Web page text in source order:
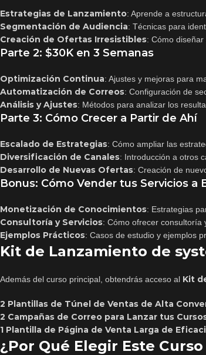
Estrategias de Lanzamiento: Aprende a
Segmentación de Audiencia: Técnicas para
Creación de Ofertas Irresistibles: Cómo
Parte 2: $30K en 3 Semanas
Optimización Continua: Ajustes y mejoras para
Automatización de Correos: Configuración de
Análisis y Ajustes: Métodos para analizar los
Parte 3: Cómo Crecer a Partir de Ahí
Escalado de Estrategias: Cómo ampliar las
Diversificación de Canales: Introducción a otros
Desarrollo de Nuevas Ofertas: Creación de
Bonus: Cómo Vender tus Servicios a
Monetización de Conocimientos: Estrategias
Consultoría y Servicios: Cómo ofrecer consultoría
Ejemplos Prácticos: Casos de estudio y ejemplos
Kit de Lanzamiento de
Además del curso principal, obtendrás acceso al Kit
2 Plantillas de Túnel de Ventas de Alta
2 Campañas de Correo para Lanzar tus
1 Plantilla de Página de Venta Larga de
¿Por Qué Elegir Este